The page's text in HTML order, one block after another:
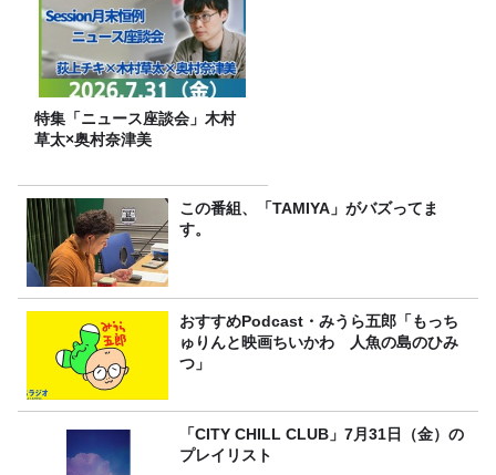
特集「ニュース座談会」木村
草太×奥村奈津美
この番組、「TAMIYA」がバズってま
す。
おすすめPodcast・みうら五郎「もっち
ゅりんと映画ちいかわ 人魚の島のひみ
つ」
「CITY CHILL CLUB」7月31日（金）の
プレイリスト